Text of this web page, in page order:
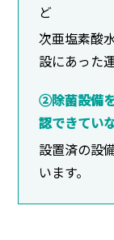
ど
次亜塩素酸
設にあった
②除菌設備
認できてい
設置済の設
います。